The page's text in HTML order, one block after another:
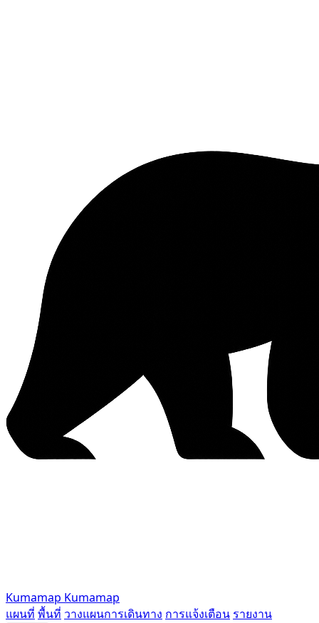
Kumamap Kumamap
แผนที่ พื้นที่ วางแผนการเดินทาง การแจ้งเตือน รายงาน